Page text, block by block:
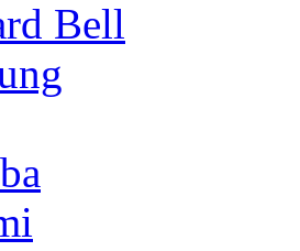
Bell